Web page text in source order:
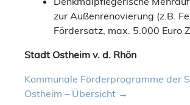
zur Außenrenovierung (z.B.
Fördersatz, max. 5.000 Euro
Stadt Ostheim v. d. Rhön
Kommunale Förderprogramme der
Ostheim – Übersicht